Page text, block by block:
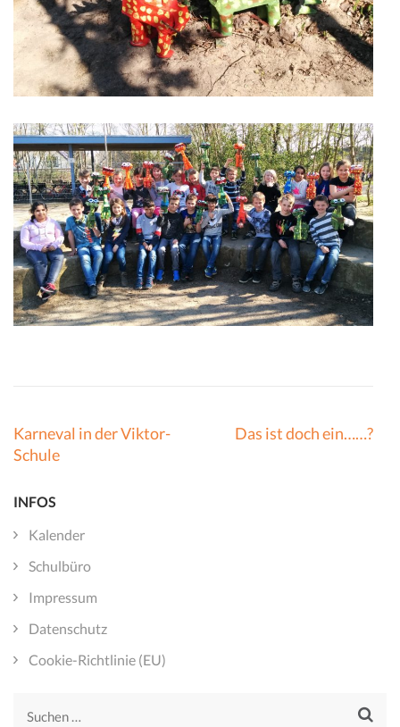
Beitragsnavigation
Karneval in der Viktor-
Schule
Das ist doch ein……?
INFOS
Kalender
Schulbüro
Impressum
Datenschutz
Cookie-Richtlinie (EU)
Suchen